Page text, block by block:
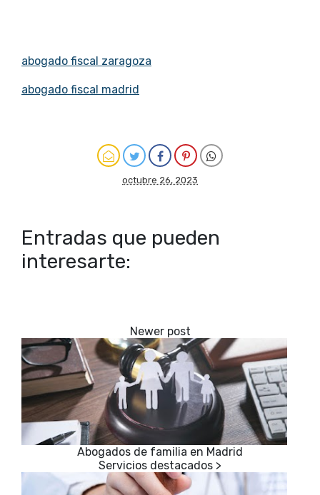
abogado fiscal zaragoza
abogado fiscal madrid
octubre 26, 2023
Entradas que pueden
interesarte:
Abogados de familia en Madrid